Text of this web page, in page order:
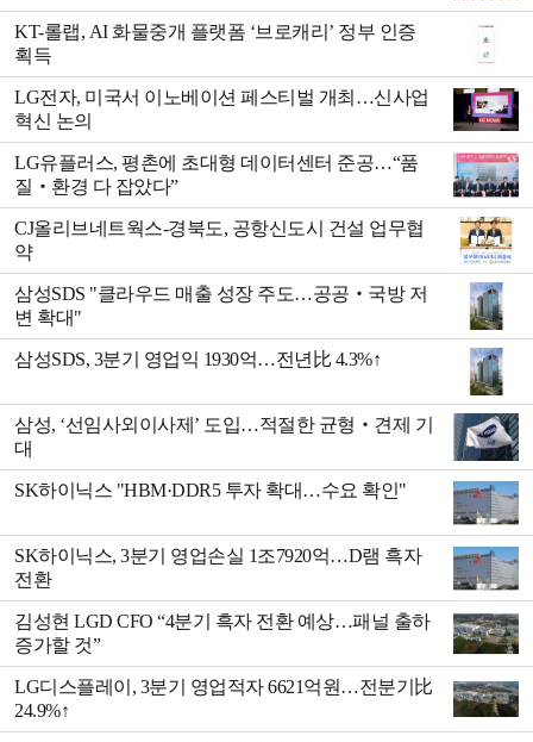
KT-롤랩, AI 화물중개 플랫폼 ‘브로캐리’ 정부 인증
획득
LG전자, 미국서 이노베이션 페스티벌 개최…신사업
혁신 논의
LG유플러스, 평촌에 초대형 데이터센터 준공…“품
질‧환경 다 잡았다”
CJ올리브네트웍스-경북도, 공항신도시 건설 업무협
약
삼성SDS "클라우드 매출 성장 주도…공공‧국방 저
변 확대"
삼성SDS, 3분기 영업익 1930억…전년比 4.3%↑
삼성, ‘선임사외이사제’ 도입…적절한 균형‧견제 기
대
SK하이닉스 "HBM·DDR5 투자 확대…수요 확인"
SK하이닉스, 3분기 영업손실 1조7920억…D램 흑자
전환
김성현 LGD CFO “4분기 흑자 전환 예상…패널 출하
증가할 것”
LG디스플레이, 3분기 영업적자 6621억원…전분기比
24.9%↑